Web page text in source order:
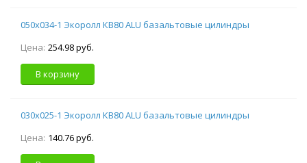
050х034-1 Экоролл КВ80 ALU базальтовые цилиндры
Цена: 254.98 руб.
В корзину
030х025-1 Экоролл КВ80 ALU базальтовые цилиндры
Цена: 140.76 руб.